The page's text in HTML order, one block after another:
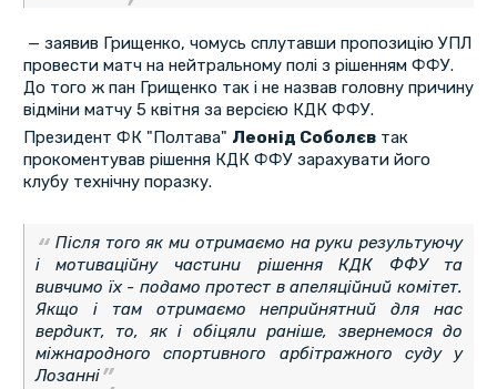
— заявив Грищенко, чомусь сплутавши пропозицію УПЛ
провести матч на нейтральному полі з рішенням ФФУ.
До того ж пан Грищенко так і не назвав головну причину
відміни матчу 5 квітня за версією КДК ФФУ.
Президент ФК "Полтава" Леонід Соболєв так
прокоментував рішення КДК ФФУ зарахувати його
клубу технічну поразку.
Після того як ми отримаємо на руки результуючу
і мотиваційну частини рішення КДК ФФУ та
вивчимо їх - подамо протест в апеляційний комітет.
Якщо і там отримаємо неприйнятний для нас
вердикт, то, як і обіцяли раніше, звернемося до
міжнародного спортивного арбітражного суду у
Лозанні